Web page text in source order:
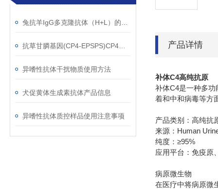
异嗜性抗体干扰物质使用方法
犬促黄体生成素抗体产品信息
异嗜性抗体质控样品使用注意事项
产品详情
补体C4高纯抗原
补体C4是一种多
着和中和病毒等方
产品类别：高纯抗
来源：Human
纯度：≥95%
应用平台：免疫原
病原微生物
在医疗中将病原微